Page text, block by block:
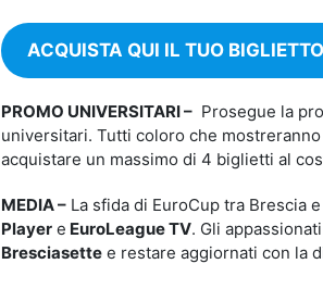
ACQUISTA QUI IL TUO BIGLIETTO
PROMO UNIVERSITARI – Prosegue la
universitari. Tutti coloro che
acquistare un massimo di 4 biglietti al
MEDIA – La sfida di EuroCup tra Brescia
Player e EuroLeague TV. Gli
Bresciasette e restare aggiornati con la